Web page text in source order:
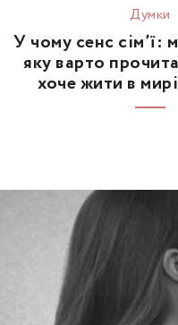
Думки
У чому сенс сім’ї:
яку варто
хоче жити в